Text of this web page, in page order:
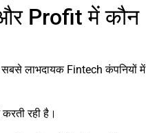
Profit में कौन
लाभदायक Fintech कंपनियों में
रही है।